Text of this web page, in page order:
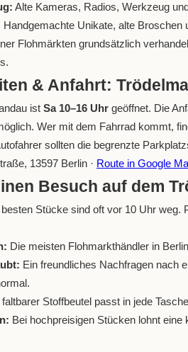
Alte Kameras, Radios, Werkzeug
Handgemachte Unikate, alte
Flohmärkten grundsätzlich
& Anfahrt:
ist Sa 10–16 Uhr geöffnet. Die
Wer mit dem Fahrrad kommt,
sollten die begrenzte
13597 Berlin · Route in Google
Besuch auf dem
besten Stücke sind oft vor 10 Uhr weg.
Die meisten Flohmarkthändler in
Ein freundliches Nachfragen nach
faltbarer Stoffbeutel passt in jede
Bei hochpreisigen Stücken lohnt